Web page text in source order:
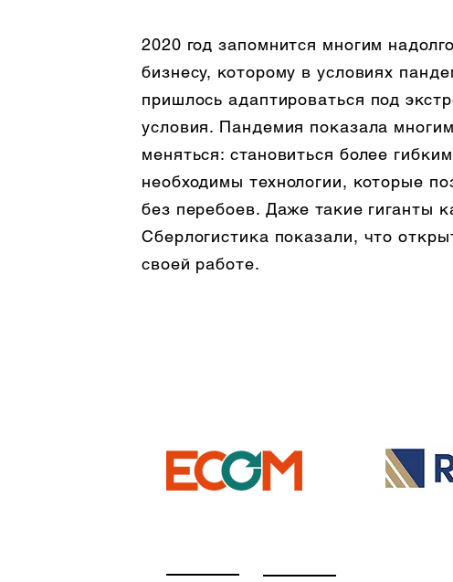
2020 год запомнится многим
бизнесу, которому в условиях
пришлось адаптироваться под
условия. Пандемия показала
меняться: становиться более
необходимы технологии, которые
без перебоев. Даже такие гиганты
Сберлогистика показали, что
своей работе.